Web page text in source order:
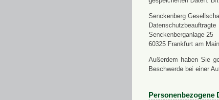
Senckenberg
Datenschutzbeauftragte
Senckenberganlage 25
60325 Frankfurt am Main
Außerdem haben Sie
Beschwerde bei einer
Personenbezogene